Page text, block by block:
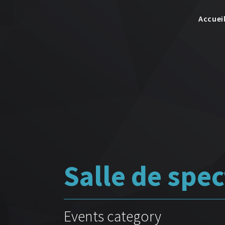
Accueil
Salle de
Events category